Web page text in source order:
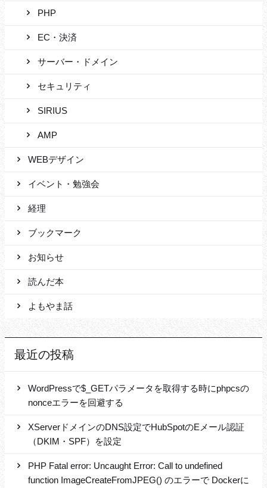
PHP
EC・決済
サーバー・ドメイン
セキュリティ
SIRIUS
AMP
WEBデザイン
イベント・勉強会
経理
ブックマーク
お知らせ
読んだ本
よもやま話
最近の投稿
WordPressで$_GETパラメータを取得する時にphpcsの
nonceエラーを回避する
XServerドメインのDNS設定でHubSpotのEメール認証
（DKIM・SPF）を設定
PHP Fatal error: Uncaught Error: Call to undefined
function ImageCreateFromJPEG() のエラーで Dockerに